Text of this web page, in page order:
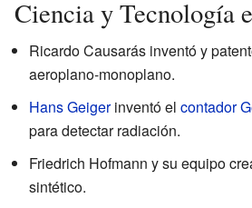
Ciencia y Tecnología
Ricardo Causarás inventó y
aeroplano-monoplano.
Hans Geigerinventó el contador
para detectar radiación.
Friedrich Hofmann y su equipo
sintético.